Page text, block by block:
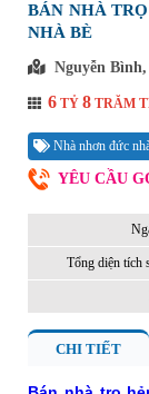
BÁN NHÀ
NHÀ BÈ
Nguyễn
6 TỶ 8 TRĂM
Nhà nhơn đức
YÊU CẦU
Tổng diện tích
CHI TIẾT